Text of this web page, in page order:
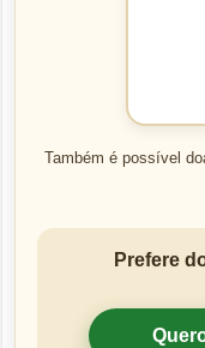
Também é possível
Prefere